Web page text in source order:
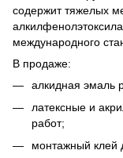
содержит тяжелых
международного
В продаже:
алкидная эмаль
латексные и
работ;
монтажный клей